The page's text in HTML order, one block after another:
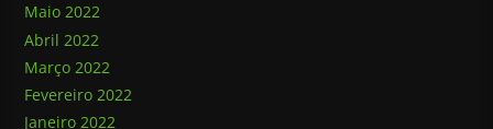
Maio 2022
Abril 2022
Março 2022
Fevereiro 2022
Janeiro 2022